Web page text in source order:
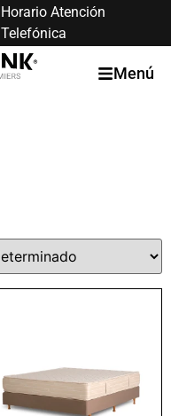
Horario Atención
Telefónica
Menú